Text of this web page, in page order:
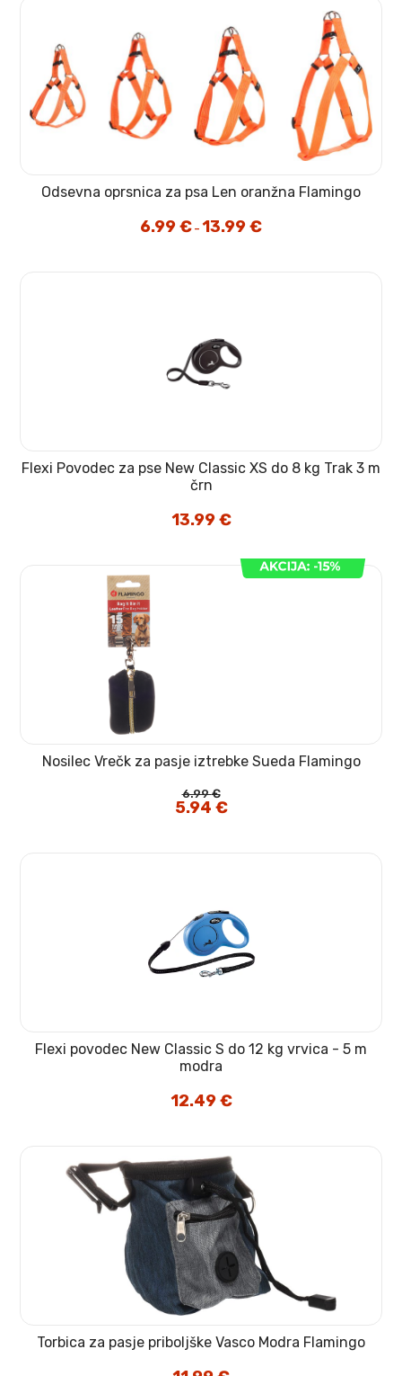
Odsevna oprsnica za psa Len oranžna Flamingo
6.99€ – 13.99€Cenovni
razpon:
Flexi Povodec za pse New Classic XS do 8 kg Trak 3 m
črn
13.99€
Nosilec Vrečk za pasje iztrebke Sueda Flamingo
6.99€
Izvirna
cena
5.94 €Trenutna
cena
Flexi povodec New Classic S do 12 kg vrvica - 5 m
modra
12.49€
Torbica za pasje priboljške Vasco Modra Flamingo